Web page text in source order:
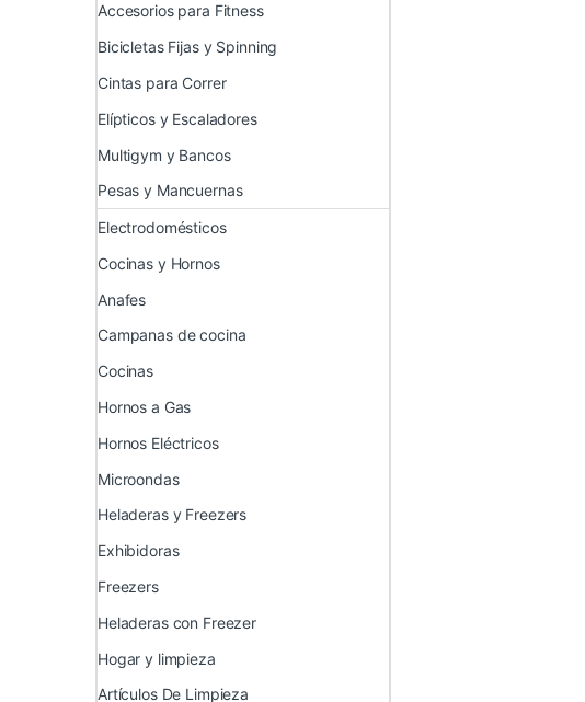
Accesorios para Fitness
Bicicletas Fijas y Spinning
Cintas para Correr
Elípticos y Escaladores
Multigym y Bancos
Pesas y Mancuernas
Electrodomésticos
Cocinas y Hornos
Anafes
Campanas de cocina
Cocinas
Hornos a Gas
Hornos Eléctricos
Microondas
Heladeras y Freezers
Exhibidoras
Freezers
Heladeras con Freezer
Hogar y limpieza
Artículos De Limpieza